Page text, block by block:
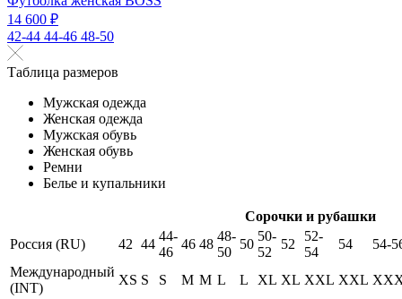
14 600 ₽
42-44 44-46 48-50
Таблица размеров
Мужская одежда
Женская одежда
Мужская обувь
Женская обувь
Ремни
Белье и купальники
Сорочки и рубашки
Россия (RU)
42 44
44-
46
46 48
48-
50
50
50-
52
52
52-
54
54
54-
Международный
(INT)
XS S S M M L L XL XL XXL XXL